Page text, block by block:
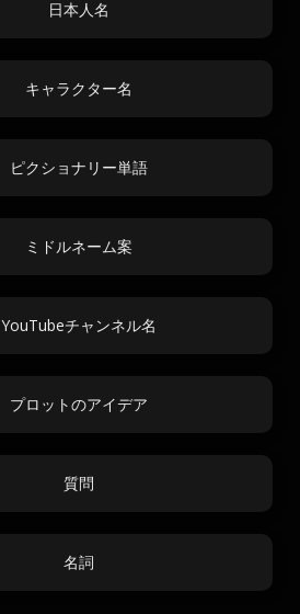
日本人名
キャラクター名
ピクショナリー単語
ミドルネーム案
YouTubeチャンネル名
プロットのアイデア
質問
名詞